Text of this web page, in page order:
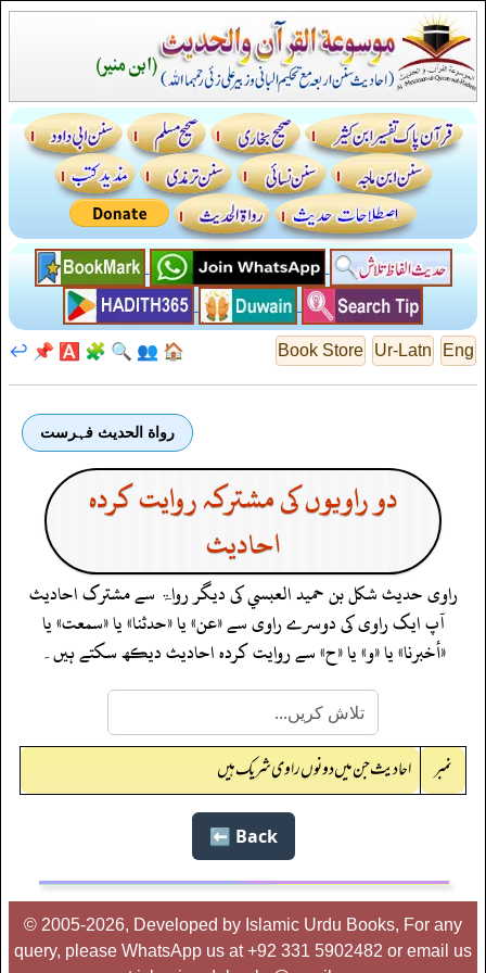
Eng
Ur-Latn
Book Store
🏠
👥
🔍
🧩
🅰️
📌
↩️
رواة الحديث فہرست
دو راویوں کی مشترکہ روایت کردہ
احادیث
راوی حدیثشكل بن حميد العبسيکی دیگر رواۃ سے مشترک احادیث
آپ ایک راوی کی دوسرے راوی سے «عن» یا «حدثنا» یا «سمعت» یا
«أخبرنا» یا «و» یا «ح» سے روایت کردہ احادیث دیکھ سکتے ہیں۔
نمبر احادیث جن میں دونوں راوی شریک ہیں
Back ⬅️
© 2005-2026, Developed by Islamic Urdu Books, For any
query, please WhatsApp us at +92 331 5902482 or email us